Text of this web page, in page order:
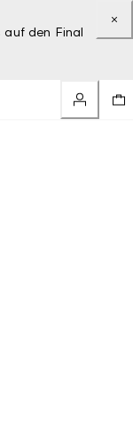
den Final